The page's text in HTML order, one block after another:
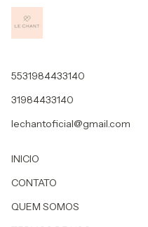
5531984433140
31984433140
lechantoficial@gmail.com
INICIO
CONTATO
QUEM SOMOS